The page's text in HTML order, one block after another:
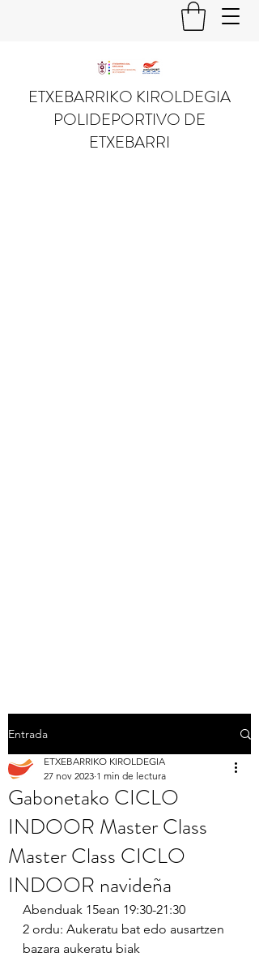
ETXEBARRIKO KIROLDEGIA
POLIDEPORTIVO DE
ETXEBARRI
Entrada
Gabonetako CICLO
INDOOR Master Class
Master Class CICLO
INDOOR navideña
ETXEBARRIKO KIROLDEGIA
27 nov 2023 1 min de lectura
Abenduak 15ean 19:30-21:30
2 ordu: Aukeratu bat edo ausartzen
bazara aukeratu biak